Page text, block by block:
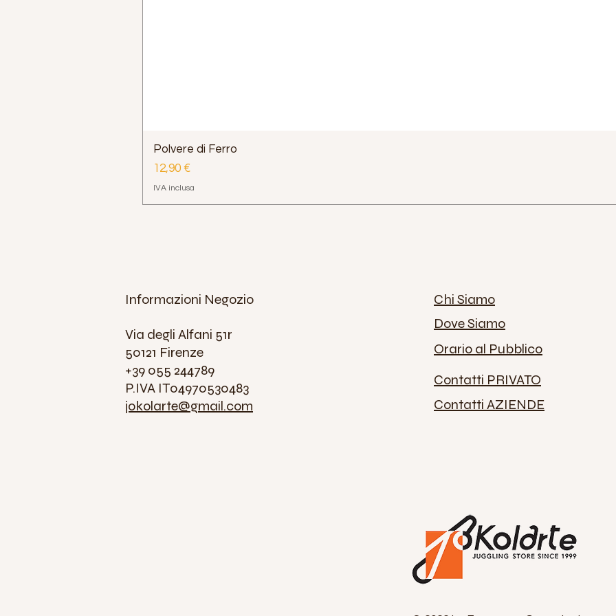
Polvere di Ferro
Prezzo
12,90 €
IVA inclusa
Informazioni Negozio
Via degli Alfani 51r
50121 Firenze
+39 055 244789
P.IVA IT04970530483
jokolarte@gmail.com
Chi Siamo
Dove Siamo
Orario al Pubblico
Contatti PRIVATO
Contatti AZIENDE